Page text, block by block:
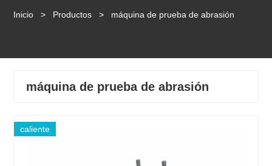
Inicio > Productos > máquina de prueba de abrasión
máquina de prueba de abrasión
caliente